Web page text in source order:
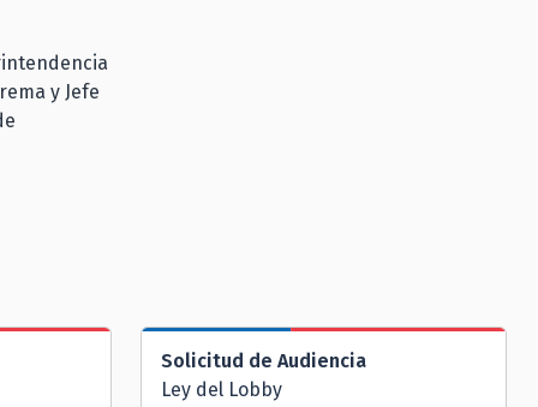
y Jefe
Solicitud de Audiencia
Ley del Lobby